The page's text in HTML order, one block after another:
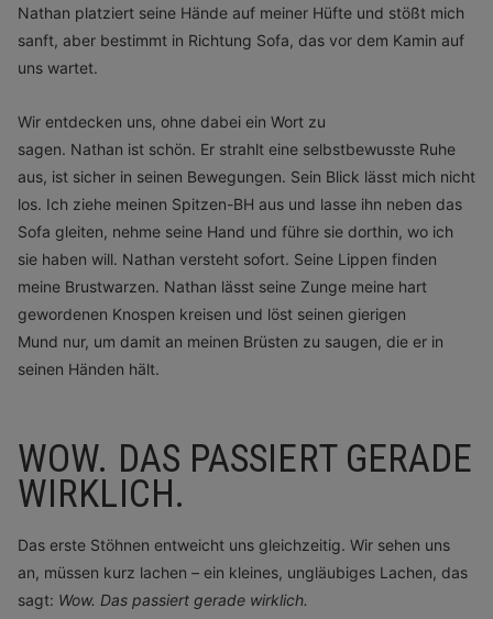
Nathan platziert seine Hände auf meiner Hüfte und stößt mich
sanft, aber bestimmt in Richtung Sofa, das vor dem Kamin auf
uns wartet.
Wir entdecken uns, ohne dabei ein Wort zu
sagen. Nathan ist schön. Er strahlt eine selbstbewusste Ruhe
aus, ist sicher in seinen Bewegungen. Sein Blick lässt mich nicht
los. Ich ziehe meinen Spitzen-BH aus und lasse ihn neben das
Sofa gleiten, nehme seine Hand und führe sie dorthin, wo ich
sie haben will. Nathan versteht sofort. Seine Lippen finden
meine Brustwarzen. Nathan lässt seine Zunge meine hart
gewordenen Knospen kreisen und löst seinen gierigen
Mund nur, um damit an meinen Brüsten zu saugen, die er in
seinen Händen hält.
WOW. DAS PASSIERT GERADE
WIRKLICH.
Das erste Stöhnen entweicht uns gleichzeitig. Wir sehen uns
an, müssen kurz lachen – ein kleines, ungläubiges Lachen, das
sagt: Wow. Das passiert gerade wirklich.